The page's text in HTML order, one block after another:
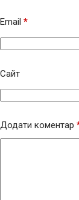
Email *
Сайт
Додати коментар